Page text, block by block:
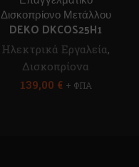
Δισκοπρίονο Μετάλλου
DEKO DKCOS25H1
Ηλεκτρικά Εργαλεία,
Δισκοπρίονα
139,00 € + ΦΠΑ